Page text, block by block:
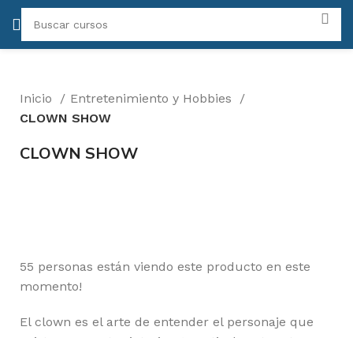
Inicio
Entretenimiento y Hobbies
CLOWN SHOW
CLOWN SHOW
55 personas están viendo este producto en este
momento!
El clown es el arte de entender el personaje que